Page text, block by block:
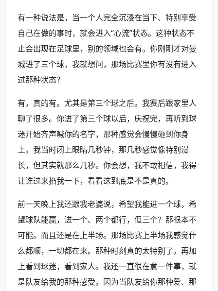
有一种说法是，当一个人完全沉浸在当下、特别享受
自己在做的事时，就会进入“心流”状态。这种状态不
止会出现在足球里，别的领域也会有。你刚刚才对曼
城进了三个球，我就想问，那场比赛里你有没有进入
过那种状态？
有，真的有。尤其是第三个球之后。我赛后跟家里人
聊了很多。你进了第三个球以后，庆祝完，再听到球
迷开始齐声喊你的名字，那种感觉会慢慢砸到你身
上。我当时闭上眼睛几秒钟，那几秒感觉像特别漫
长，但其实就那么几秒。你会想，我不敢相信，我得
让谁过来掐我一下，看看这到底是不是真的。
前一天晚上我还跟我老婆说，希望我能进一个球，希
望球队能赢，进一个、两个都行，但三个？那根本不
可能。而且还是在上半场。那场比赛上半场我感觉什
么都顺，一切都在来。那种时刻真的太特别了。再加
上看到球迷，看到家人。我还一直很在意一件事，就
是队友给我的那种感受。因为当队友给你那种爱、那